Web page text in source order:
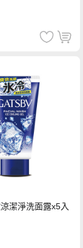
潔淨洗面露x5入